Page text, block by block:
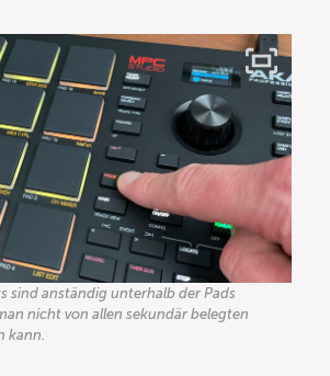
sind anständig unterhalb der Pads
nicht von allen sekundär belegten
kann.